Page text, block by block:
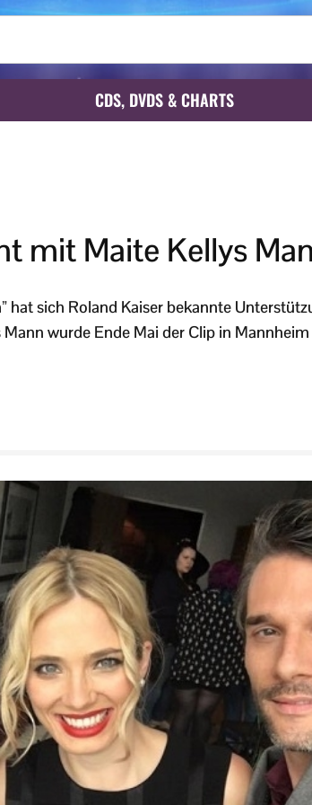
CDS, DVDS & CHARTS
mit Maite Kellys
hat sich Roland Kaiser bekannte
wurde Ende Mai der Clip in